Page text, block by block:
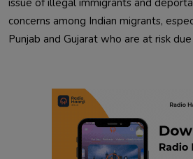
concerns among Indian migrants,
Punjab and Gujarat who are at risk